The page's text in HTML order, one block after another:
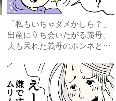
「私もいちゃダメかしら？」
出産に立ち会いたがる義母。
夫も呆れた義母のホンネと